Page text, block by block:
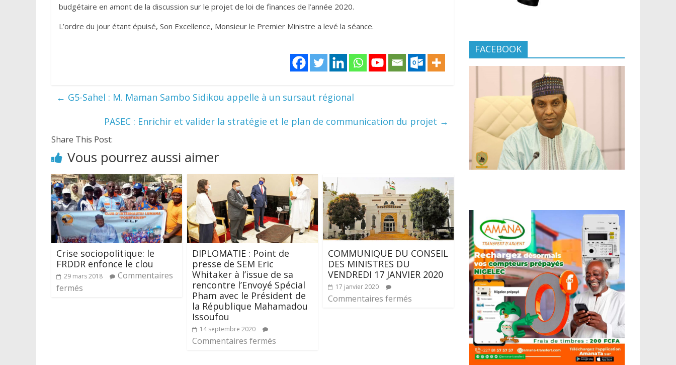
budgétaire en amont de la discussion sur le projet de loi de finances de l’année 2020.
L’ordre du jour étant épuisé, Son Excellence, Monsieur le Premier Ministre a levé la séance.
← G5-Sahel : M. Maman Sambo Sidikou appelle à un sursaut régional
PASEC : Enrichir et valider la stratégie et le plan de communication du projet →
Share This Post:
Vous pourrez aussi aimer
Crise sociopolitique: le
FRDDR enfonce le clou
29 mars 2018
Commentaires
fermés
DIPLOMATIE : Point de
presse de SEM Eric
Whitaker à l’issue de sa
rencontre l’Envoyé Spécial
Pham avec le Président de
la République Mahamadou
Issoufou
14 septembre 2020
Commentaires fermés
COMMUNIQUE DU CONSEIL
DES MINISTRES DU
VENDREDI 17 JANVIER 2020
17 janvier 2020
Commentaires fermés
FACEBOOK